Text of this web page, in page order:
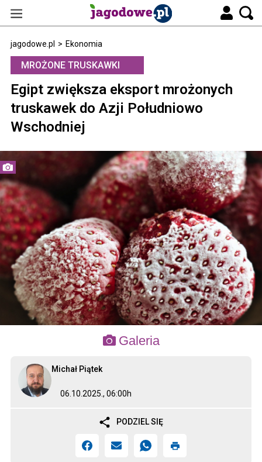
jagodowe.pl > Ekonomia
MROŻONE TRUSKAWKI
Egipt zwiększa eksport mrożonych
truskawek do Azji Południowo
Wschodniej
Galeria
06.10.2025., 06:00h
Michał Piątek
PODZIEL SIĘ